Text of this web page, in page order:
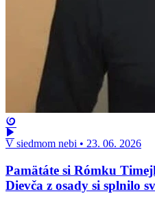
V siedmom nebi • 23. 06. 2026
Pamätáte si Rómku
Dievča z osady si splnilo